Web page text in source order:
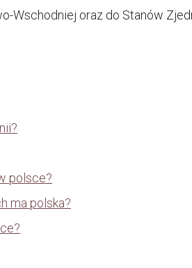
Wschodniej oraz do Stanów
polsce?
ma polska?